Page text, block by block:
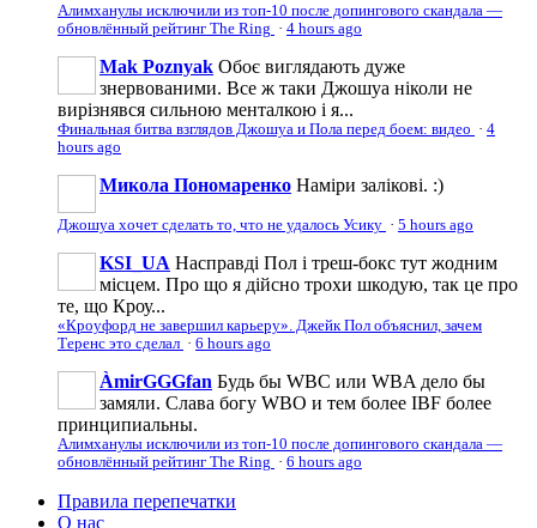
Алимханулы исключили из топ-10 после допингового скандала —
обновлённый рейтинг The Ring · 4 hours ago
Mak Poznyak Обоє виглядають дуже
знервованими. Все ж таки Джошуа ніколи не
вирізнявся сильною менталкою і я...
Финальная битва взглядов Джошуа и Пола перед боем: видео · 4
hours ago
Микола Пономаренко Наміри залікові. :)
Джошуа хочет сделать то, что не удалось Усику · 5 hours ago
KSI_UA Насправді Пол і треш-бокс тут жодним
місцем. Про що я дійсно трохи шкодую, так це про
те, що Кроу...
«Кроуфорд не завершил карьеру». Джейк Пол объяснил, зачем
Теренс это сделал · 6 hours ago
ÀmirGGGfan Будь бы WBC или WBA дело бы
замяли. Слава богу WBO и тем более IBF более
принципиальны.
Алимханулы исключили из топ-10 после допингового скандала —
обновлённый рейтинг The Ring · 6 hours ago
Правила перепечатки
О нас